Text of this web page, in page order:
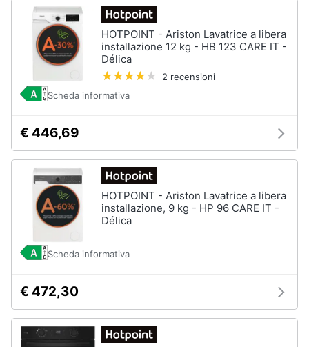
HOTPOINT - Ariston Lavatrice a libera
installazione 12 kg - HB 123 CARE IT -
Délica
2 recensioni
Scheda informativa
€ 446,69
HOTPOINT - Ariston Lavatrice a libera
installazione, 9 kg - HP 96 CARE IT -
Délica
Scheda informativa
€ 472,30